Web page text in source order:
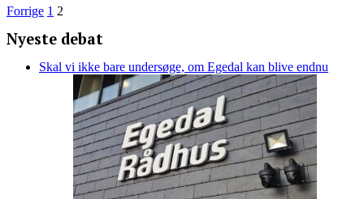
til
lokale
projekter:
for
2025
åben
Indlægsinddeling
Forrige 1 2
Nyeste debat
Skal vi ikke bare undersøge, om Egedal kan blive endnu